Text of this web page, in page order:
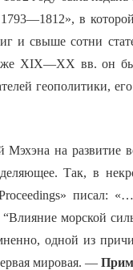
в которой
и свыше сотни
XIX—XX вв. он
геополитики,
на развитие
Так, в
писал:
морской
одной из
мировая. —